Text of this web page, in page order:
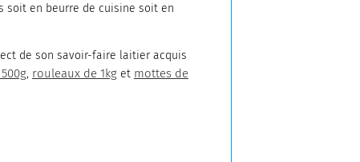
soit en beurre de cuisine soit en
de son savoir-faire laitier acquis
, rouleaux de 1kg et mottes de